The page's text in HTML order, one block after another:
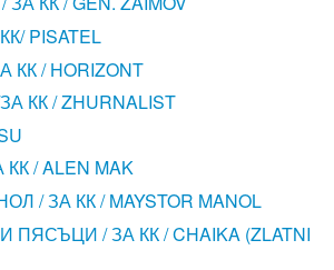
PISATEL
/ HORIZONT
КК / ZHURNALIST
/ ALEN MAK
/ ЗА КК / MAYSTOR MANOL
ПЯСЪЦИ / ЗА КК / CHAIKA (ZLATNI